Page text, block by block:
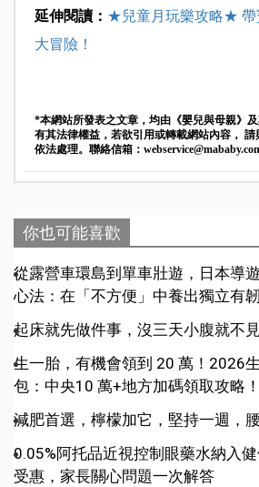
延伸閱讀： ★兒童月玩樂攻略★ 帶
大冒險！
*本網站所發表之文章，均由《嬰兒與母親》
有其法律權益，若欲引用或轉載網站內容，
依法處理。聯絡信箱：
你也可能喜歡
從露營車環島到單車壯遊，日本導
心法：在「不方便」中養出獨立有
起床就先做件事，沒三天小腹就不
生一胎，有機會領到 20 萬！2026
包：中央10 萬+地方加碼領取攻略！
減肥首選，檸檬加它，堅持一週，
0.05%阿托品近視控制眼藥水納入
受惠，家長關心問題一次解答